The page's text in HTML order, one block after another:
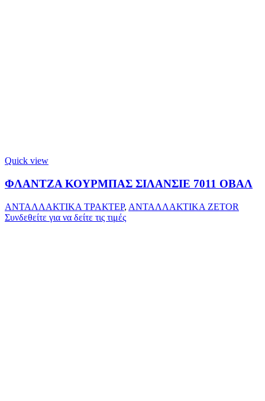
Quick view
ΦΛΑΝΤΖΑ ΚΟΥΡΜΠΑΣ ΣΙΛΑΝΣΙΕ 7011 ΟΒΑΛ
ΑΝΤΑΛΛΑΚΤΙΚΑ ΤΡΑΚΤΕΡ, ΑΝΤΑΛΛΑΚΤΙΚΑ ZETOR
Συνδεθείτε για να δείτε τις τιμές